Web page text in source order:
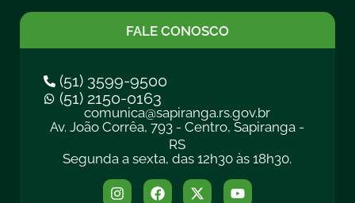
FALE CONOSCO
(51) 3599-9500
(51) 2150-0163
comunica@sapiranga.rs.gov.br
Av. João Corrêa, 793 - Centro, Sapiranga -
RS
Segunda a sexta, das 12h30 às 18h30.